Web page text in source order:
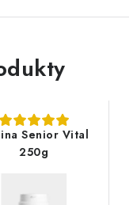
Senior Vital
250g